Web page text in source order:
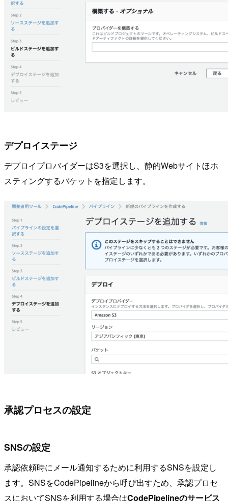
デプロイステージ
デプロイプロバイダーはS3を選択し、静的Webサイトほホ
スティングするバケットを指定します。
承認プロセスの設定
SNSの設定
承認依頼時にメール通知するために利用するSNSを設定し
ます。SNSをCodePipelineから呼び出すため、承認プロセ
スにおいてSNSを利用する場合はCodePipelineのサービス